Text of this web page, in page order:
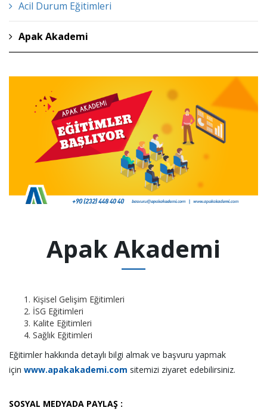
Acil Durum Eğitimleri
Apak Akademi
Apak Akademi
Kişisel Gelişim Eğitimleri
İSG Eğitimleri
Kalite Eğitimleri
Sağlık Eğitimleri
Eğitimler hakkında detaylı bilgi almak ve başvuru yapmak
için www.apakakademi.com sitemizi ziyaret edebilirsiniz.
SOSYAL MEDYADA PAYLAŞ :